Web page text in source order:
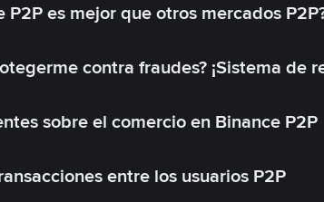
P2P es mejor que otros mercados
contra fraudes? ¡Sistema de
sobre el comercio en Binance P2P
entre los usuarios P2P